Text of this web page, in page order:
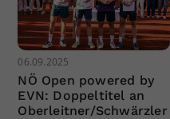
06.09.2025
NÖ Open powered by
EVN: Doppeltitel an
Oberleitner/Schwärzler